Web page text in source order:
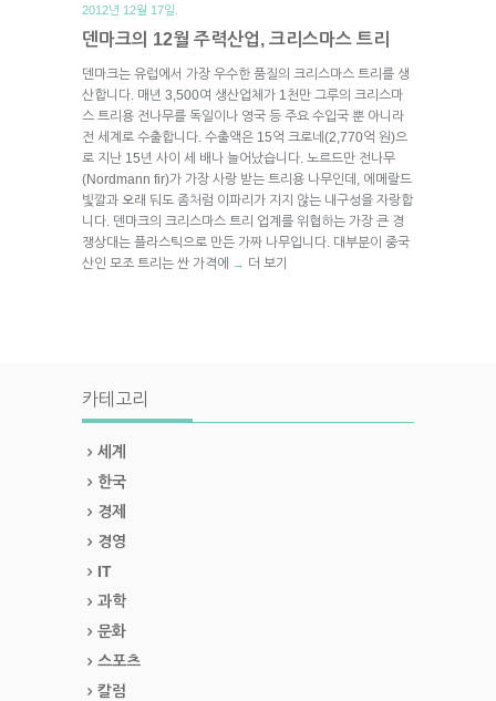
2012년 12월 17일.
덴마크의 12월 주력산업, 크리스마스 트리
덴마크는 유럽에서 가장 우수한 품질의 크리스마스 트리를 생
산합니다. 매년 3,500여 생산업체가 1천만 그루의 크리스마
스 트리용 전나무를 독일이나 영국 등 주요 수입국 뿐 아니라
전 세계로 수출합니다. 수출액은 15억 크로네(2,770억 원)으
로 지난 15년 사이 세 배나 늘어났습니다. 노르드만 전나무
(Nordmann fir)가 가장 사랑 받는 트리용 나무인데, 에메랄드
빛깔과 오래 둬도 좀처럼 이파리가 지지 않는 내구성을 자랑합
니다. 덴마크의 크리스마스 트리 업계를 위협하는 가장 큰 경
쟁상대는 플라스틱으로 만든 가짜 나무입니다. 대부분이 중국
산인 모조 트리는 싼 가격에
→ 더 보기
카테고리
세계
한국
경제
경영
IT
과학
문화
스포츠
칼럼